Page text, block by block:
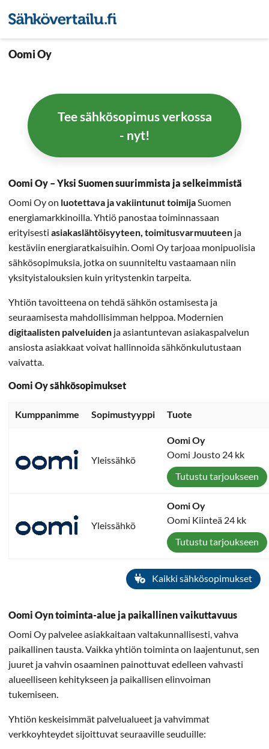
Oomi Oy
Tee sähkösopimus verkossa
- nyt!
Oomi Oy – Yksi Suomen suurimmista ja selkeimmistä
Oomi Oy on luotettava ja vakiintunut toimija Suomen
energiamarkkinoilla. Yhtiö panostaa toiminnassaan
erityisesti asiakaslähtöisyyteen, toimitusvarmuuteen ja
kestäviin energiaratkaisuihin. Oomi Oy tarjoaa monipuolisia
sähkösopimuksia, jotka on suunniteltu vastaamaan niin
yksityistalouksien kuin yritystenkin tarpeita.
Yhtiön tavoitteena on tehdä sähkön ostamisesta ja
seuraamisesta mahdollisimman helppoa. Modernien
digitaalisten palveluiden ja asiantuntevan asiakaspalvelun
ansiosta asiakkaat voivat hallinnoida sähkönkulutustaan
vaivatta.
Oomi Oy sähkösopimukset
Kumppanimme Sopimustyyppi Tuote
Yleissähkö
Oomi Oy
Oomi Jousto 24 kk
Tutustu tarjoukseen
Yleissähkö
Oomi Oy
Oomi Kiinteä 24 kk
Tutustu tarjoukseen
Kaikki sähkösopimukset
Oomi Oyn toiminta-alue ja paikallinen vaikuttavuus
Oomi Oy palvelee asiakkaitaan valtakunnallisesti, vahva
paikallinen tausta. Vaikka yhtiön toiminta on laajentunut, sen
juuret ja vahvin osaaminen painottuvat edelleen vahvasti
alueelliseen kehitykseen ja paikallisen elinvoiman
tukemiseen.
Yhtiön keskeisimmät palvelualueet ja vahvimmat
verkkoyhteydet sijoittuvat seuraaville seuduille: